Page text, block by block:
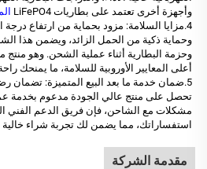
وأجهزة أخرى تعتمد على بطاريات LiFePO4
4.مزايا السلامة: مزود بحماية من ارتفاع درجة
وحماية ذكية من الحمل الزائد، ويضمن هذا
أعلى المعايير الأوروبية للسلامة، ما يمنحك
تحصل على منتج عالي الجودة مدعوم بخدمة
مشكلات مع الشاحن، فإن فريق الدعم الفني
استفساراتك، مما يضمن لك تجربة شراء
مقدمة الشركة